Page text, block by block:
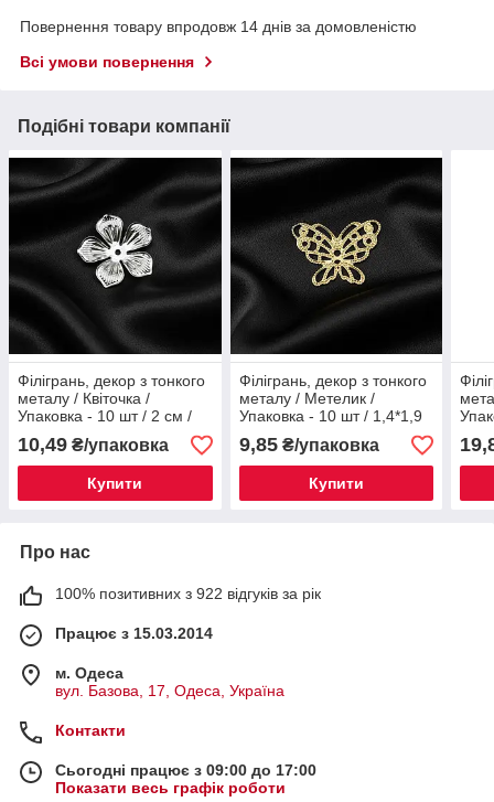
Повернення товару впродовж 14 днів за домовленістю
Всі умови повернення
Подібні товари компанії
Філігрань, декор з тонкого
металу / Квіточка /
Упаковка - 10 шт / 2 см /
Срібний №56
10,49 ₴/упаковка
Купити
Філігрань, декор з тонкого
металу / Метелик /
Упаковка - 10 шт / 1,4*1,9
см / Золотий №65
9,85₴/упаковка
Купити
/
Про нас
100% позитивних з 922 відгуків за рік
Працює з 15.03.2014
м. Одеса
вул. Базова, 17, Одеса, Україна
Контакти
Сьогодні працює з 09:00 до 17:00
Показати весь графік роботи